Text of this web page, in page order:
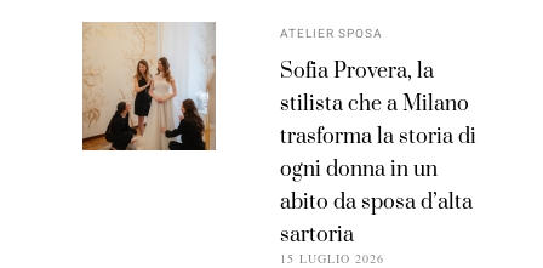
ATELIER SPOSA
Sofia Provera, la
stilista che a Milano
trasforma la storia di
ogni donna in un
abito da sposa d’alta
sartoria
15 LUGLIO 2026